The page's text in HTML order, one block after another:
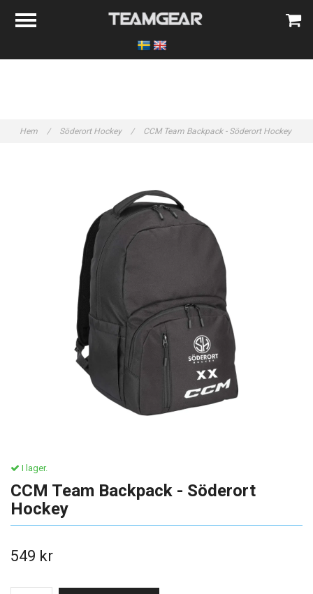
Hem / Söderort Hockey / CCM Team Backpack - Söderort Hockey
I lager.
CCM Team Backpack - Söderort
Hockey
549 kr